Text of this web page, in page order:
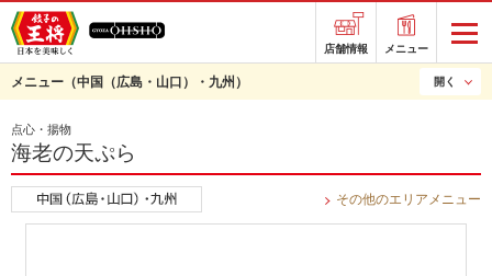
店舗情報 メニュー
海老の天ぷら
その他のエリアメニュー
点心・揚物
メニュー （中国（広島・山口）・九州） 開く